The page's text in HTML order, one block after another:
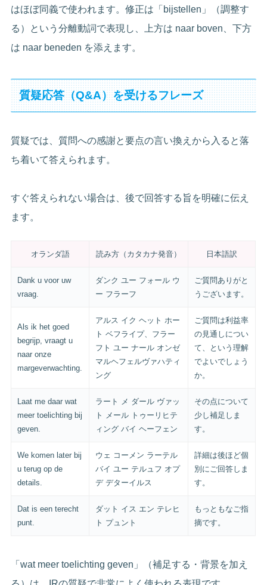
はほぼ同義で使われます。修正は「bijstellen」（調整す
る）という分離動詞で表現し、上方は naar boven、下方
は naar beneden を添えます。
質疑応答（Q&A）を受けるフレーズ
質疑では、質問への感謝と要点の言い換えから入ると落
ち着いて答えられます。
すぐ答えられない場合は、後で回答する旨を明確に伝え
ます。
オランダ語 読み方（カタカナ発音） 日本語訳
Dank u voor uw
vraag.
ダンク ユー フォール ウ
ー フラーフ
ご質問ありがと
うございます。
Als ik het goed
begrijp, vraagt u
naar onze
margeverwachting.
アルス イク ヘット ホー
ト ベフライプ、フラー
フト ユー ナール オンゼ
マルヘフェルヴァハティ
ング
ご質問は利益率
の見通しについ
て、という理解
でよいでしょう
か。
Laat me daar wat
meer toelichting bij
geven.
ラート メ ダール ヴァッ
ト メール トゥーリヒテ
ィング バイ ヘーフェン
その点について
少し補足しま
す。
We komen later bij
u terug op de
details.
ウェ コーメン ラーテル
バイ ユー テルュフ オプ
デ デターイルス
詳細は後ほど個
別にご回答しま
す。
Dat is een terecht
punt.
ダット イス エン テレヒ
ト プュント
もっともなご指
摘です。
「wat meer toelichting geven」（補足する・背景を加え